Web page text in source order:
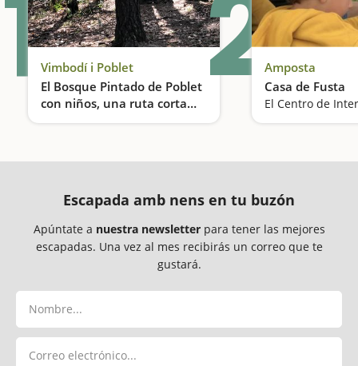
1Vimbodí i Poblet
El Bosque Pintado de Poblet
con niños, una ruta corta
llena de sorpresas
Una excursión ideal para hacer con niños
2Amposta
Casa de Fusta
Escapada amb nens en tu buzón
Apúntate a nuestra newsletterpara tener las mejores
escapadas. Una vez al mes recibirás un correo que te
gustará.